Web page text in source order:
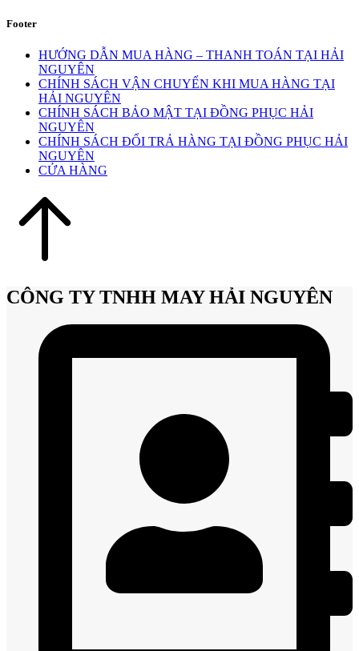
Footer
HƯỚNG DẪN MUA HÀNG – THANH TOÁN TẠI HẢI
NGUYÊN
CHÍNH SÁCH VẬN CHUYỂN KHI MUA HÀNG TẠI
HẢI NGUYÊN
CHÍNH SÁCH BẢO MẬT TẠI ĐỒNG PHỤC HẢI
NGUYÊN
CHÍNH SÁCH ĐỔI TRẢ HÀNG TẠI ĐỒNG PHỤC HẢI
NGUYÊN
CỬA HÀNG
CÔNG TY TNHH MAY HẢI NGUYÊN